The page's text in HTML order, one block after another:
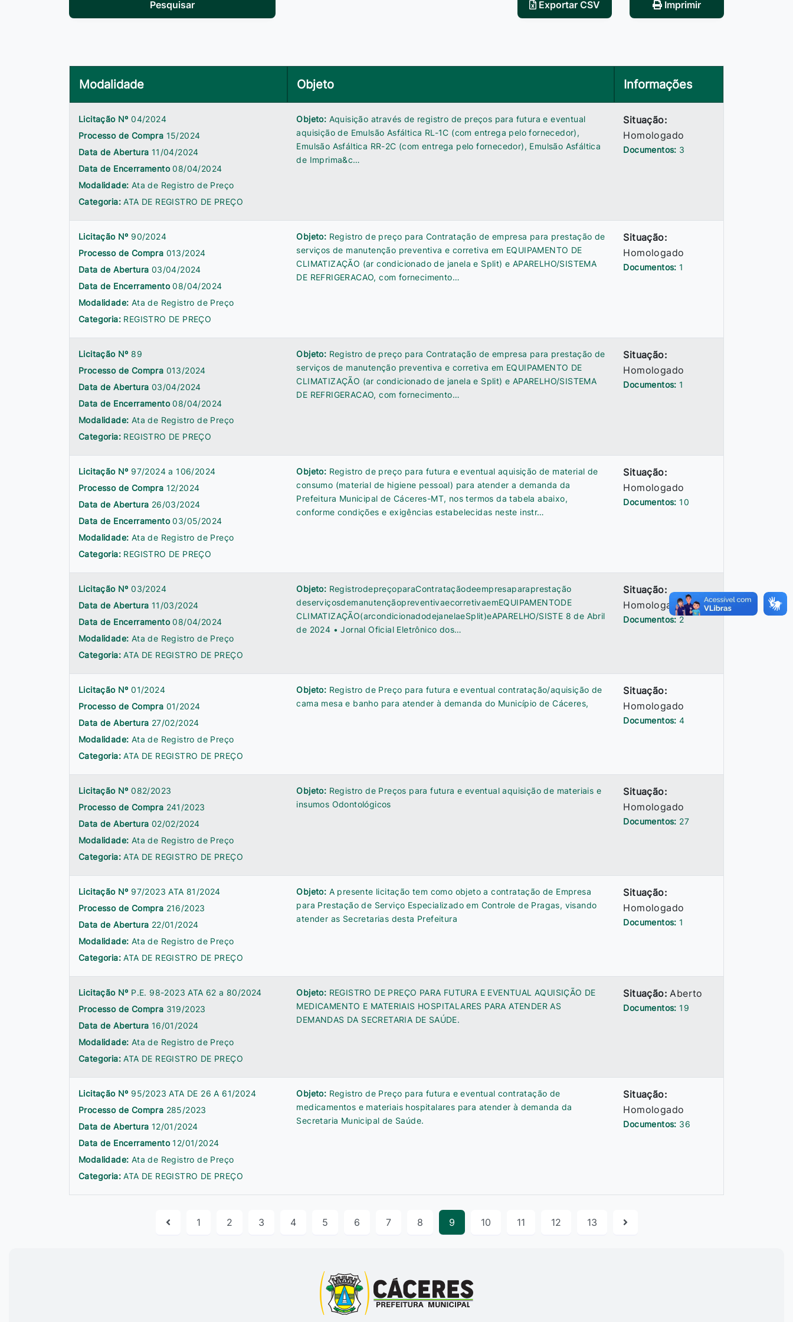
Pesquisar Exportar CSV Imprimir
Modalidade Objeto Informações
Licitação Nº04/2024
Processo de Compra 15/2024
Data de Abertura 11/04/2024
Data de Encerramento08/04/2024
Modalidade: Ata de Registro de Preço
Categoria:ATA DE REGISTRO DE PREÇO
Objeto: Aquisição através de registro de preços para futura e eventual
aquisição de Emulsão Asfáltica RL-1C (com entrega pelo fornecedor),
Emulsão Asfáltica RR-2C (com entrega pelo fornecedor), Emulsão Asfáltica
de Imprima&c…
Situação:
Homologado
Documentos: 3
Licitação Nº 90/2024
Processo de Compra 013/2024
Data de Abertura 03/04/2024
Data de Encerramento08/04/2024
Modalidade: Ata de Registro de Preço
Categoria: REGISTRO DE PREÇO
Objeto: Registro de preço para Contratação de empresa para prestação de
serviços de manutenção preventiva e corretiva em EQUIPAMENTO DE
CLIMATIZAÇÃO (ar condicionado de janela e Split) e APARELHO/SISTEMA
DE REFRIGERACAO, com fornecimento…
Situação:
Homologado
Documentos:1
Licitação Nº89
Processo de Compra 013/2024
Data de Abertura 03/04/2024
Data de Encerramento08/04/2024
Modalidade: Ata de Registro de Preço
Categoria: REGISTRO DE PREÇO
Objeto: Registro de preço para Contratação de empresa para prestação de
serviços de manutenção preventiva e corretiva em EQUIPAMENTO DE
CLIMATIZAÇÃO (ar condicionado de janela e Split) e APARELHO/SISTEMA
DE REFRIGERACAO, com fornecimento…
Situação:
Homologado
Documentos: 1
Licitação Nº 97/2024 a 106/2024
Processo de Compra 12/2024
Data de Abertura 26/03/2024
Data de Encerramento03/05/2024
Modalidade: Ata de Registro de Preço
Categoria: REGISTRO DE PREÇO
Objeto: Registro de preço para futura e eventual aquisição de material de
consumo (material de higiene pessoal) para atender a demanda da
Prefeitura Municipal de Cáceres-MT, nos termos da tabela abaixo,
conforme condições e exigências estabelecidas neste instr…
Situação:
Homologado
Documentos:10
Licitação Nº03/2024
Data de Abertura 11/03/2024
Data de Encerramento08/04/2024
Modalidade: Ata de Registro de Preço
Categoria:ATA DE REGISTRO DE PREÇO
Objeto: RegistrodepreçoparaContrataçãodeempresaparaprestação
deserviçosdemanutençãopreventivaecorretivaemEQUIPAMENTODE
CLIMATIZAÇÃO(arcondicionadodejanelaeSplit)eAPARELHO/SISTE 8 de Abril
de 2024 • Jornal Oficial Eletrônico dos…
Situação:
Homologado
Documentos: 2
Licitação Nº01/2024
Processo de Compra 01/2024
Data de Abertura 27/02/2024
Modalidade: Ata de Registro de Preço
Categoria:ATA DE REGISTRO DE PREÇO
Objeto: Registro de Preço para futura e eventual contratação/aquisição de
cama mesa e banho para atender à demanda do Município de Cáceres,
Situação:
Homologado
Documentos:4
Licitação Nº082/2023
Processo de Compra 241/2023
Data de Abertura 02/02/2024
Modalidade: Ata de Registro de Preço
Categoria:ATA DE REGISTRO DE PREÇO
Objeto: Registro de Preços para futura e eventual aquisição de materiais e
insumos Odontológicos
Situação:
Homologado
Documentos: 27
Licitação Nº 97/2023 ATA 81/2024
Processo de Compra 216/2023
Data de Abertura 22/01/2024
Modalidade: Ata de Registro de Preço
Categoria:ATA DE REGISTRO DE PREÇO
Objeto: A presente licitação tem como objeto a contratação de Empresa
para Prestação de Serviço Especializado em Controle de Pragas, visando
atender as Secretarias desta Prefeitura
Situação:
Homologado
Documentos:1
Licitação Nº P.E. 98-2023 ATA 62 a 80/2024
Processo de Compra 319/2023
Data de Abertura 16/01/2024
Modalidade: Ata de Registro de Preço
Categoria:ATA DE REGISTRO DE PREÇO
Objeto: REGISTRO DE PREÇO PARA FUTURA E EVENTUAL AQUISIÇÃO DE
MEDICAMENTO E MATERIAIS HOSPITALARES PARA ATENDER AS
DEMANDAS DA SECRETARIA DE SAÚDE.
Situação:Aberto
Documentos: 19
Licitação Nº 95/2023 ATA DE 26 A 61/2024
Processo de Compra 285/2023
Data de Abertura 12/01/2024
Data de Encerramento12/01/2024
Modalidade: Ata de Registro de Preço
Categoria:ATA DE REGISTRO DE PREÇO
Objeto: Registro de Preço para futura e eventual contratação de
medicamentos e materiais hospitalares para atender à demanda da
Secretaria Municipal de Saúde.
Situação:
Homologado
Documentos: 36
1 2 3 4 5 6 7 8 9 10 11 12 13